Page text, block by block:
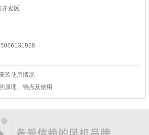
开发区
装使用情况
原理、特点及使用